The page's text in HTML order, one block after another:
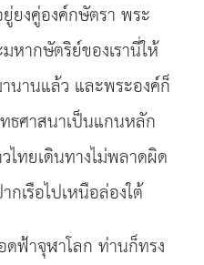
ยงคู่องค์กษัตรา พระ
หากษัตริย์ของเรานี่ให้
นานแล้ว และพระองค์ก็
ธศาสนาเป็นแกนหลัก
ทยเดินทางไม่พลาดผิด
เรือไปเหนือล่องใต้
ฟ้าจุฬาโลก ท่านก็ทรง